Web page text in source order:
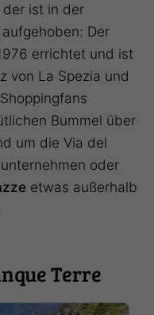
der ist in der
Der
errichtet und ist
von La Spezia und
Bummel über
um die Via del
oder
etwas außerhalb
Terre